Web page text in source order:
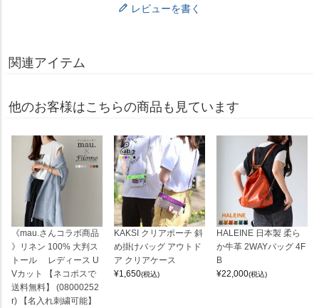
レビューを書く
関連アイテム
他のお客様はこちらの商品も見ています
《mau.さんコラボ商品
》リネン 100% 大判ス
トール レディース U
Vカット 【ネコポスで
送料無料】 (08000252
r) 【名入れ刺繍可能】
KAKSI クリアポーチ 斜
め掛けバッグ アウトド
ア クリアケース
¥1,650(税込)
HALEINE 日本製 柔ら
か牛革 2WAYバッグ 4F
B
¥22,000(税込)